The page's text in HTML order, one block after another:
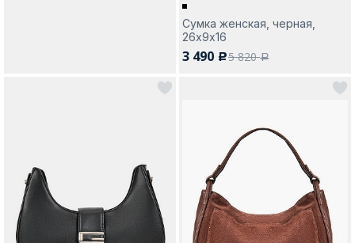
Сумка женская, черная,
26х9х16
3 490 c5 820a